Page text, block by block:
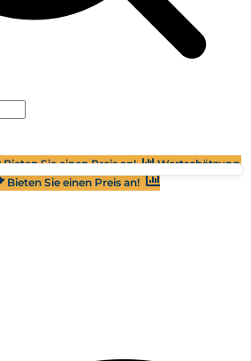
Bieten Sie einen Preis an!
Wertschätzung
Bieten Sie einen Preis an!